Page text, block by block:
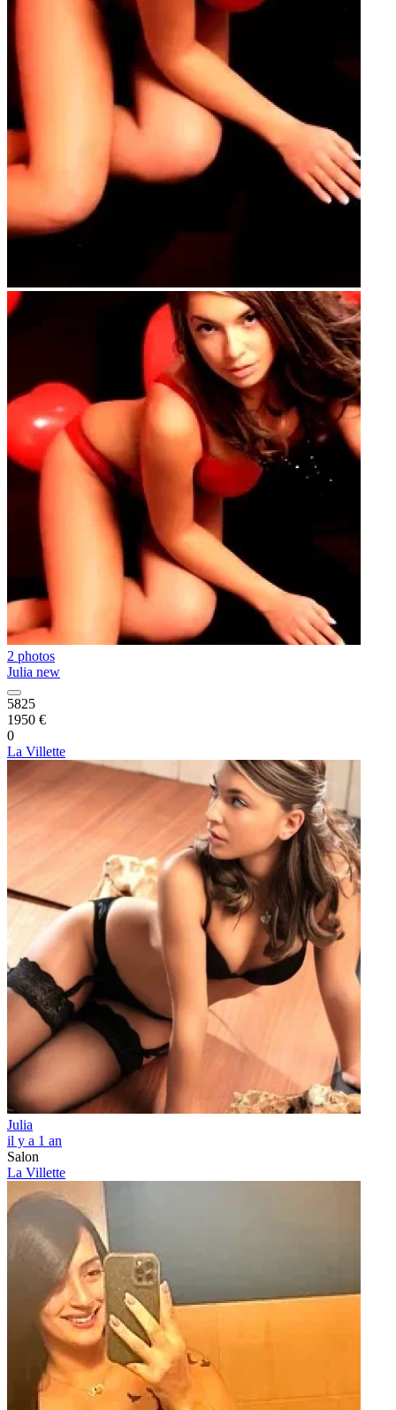
2 photos
Julia new
5825
1950 €
0
La Villette
Julia
il y a 1 an
Salon
La Villette